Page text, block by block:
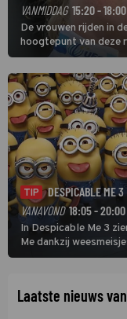
VANMIDDAG 15:20 - 18:00
De vrouwen rijden in
hoogtepunt van deze
finishten de vrouwen
buitencategorie. De
TIP
DESPICABLE ME 3
VANAVOND 18:05 - 20:00
In Despicable Me 3
Me dankzij
het rechte pad
Laatste nieuws